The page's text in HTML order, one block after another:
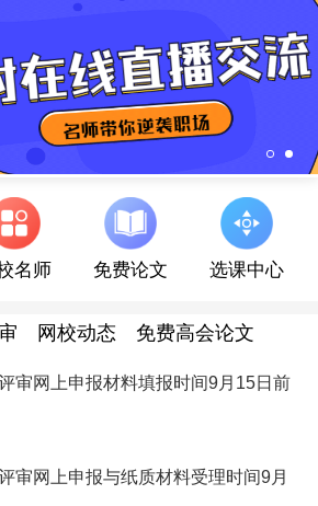
名师 免费论文 选课中心
网校动态 免费高会论文
审网上申报材料填报时间9月15日前
审网上申报与纸质材料受理时间9月